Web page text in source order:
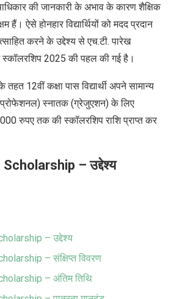
की जानकारी के अभाव के कारण शैक्षिक
ऐसे होनहार विद्यार्थियों को मदद प्रदान
करने के उद्देश्य से एच.टी. पारेख
स्कॉलरशिप 2025 की पहल की गई है।
12वीं कक्षा पास विद्यार्थी अपने सामान्य
स्नातक (ग्रेजुएशन) के लिए
रुपए तक की स्कॉलरशिप राशि प्राप्त कर
Scholarship –उद्देश्य
– उद्देश्य
– संक्षिप्त विवरण
– अंतिम तिथि